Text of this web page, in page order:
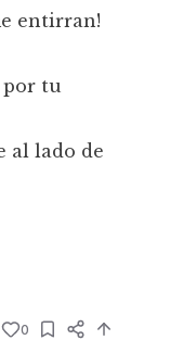
entirran!
por tu
al lado de
0